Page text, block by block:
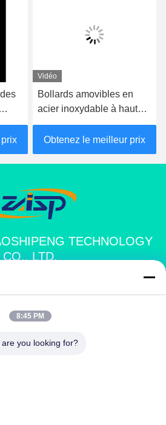
Vidéo
Bollards amovibles en
acier inoxydable à haute
visibilité avec certification
IWA14-1
Obtenez le meilleur prix
TECHNOLOGY
CO., LTD.
86-138-10893981
8:45 PM
you looking for?